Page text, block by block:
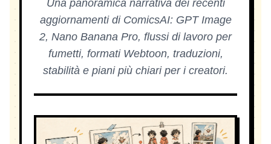
Una panoramica narrativa dei recenti
aggiornamenti di ComicsAI: GPT Image
2, Nano Banana Pro, flussi di lavoro per
fumetti, formati Webtoon, traduzioni,
stabilità e piani più chiari per i creatori.